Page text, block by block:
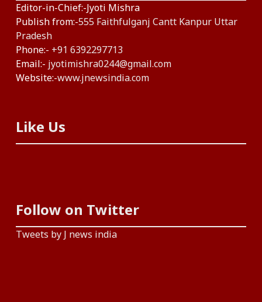
Editor-in-Chief:-Jyoti Mishra
Publish from:-555 Faithfulganj Cantt Kanpur Uttar
Pradesh
Phone:- +91 6392297713
Email:- jyotimishra0244@gmail.com
Website:-www.jnewsindia.com
Like Us
Follow on Twitter
Tweets by J news india